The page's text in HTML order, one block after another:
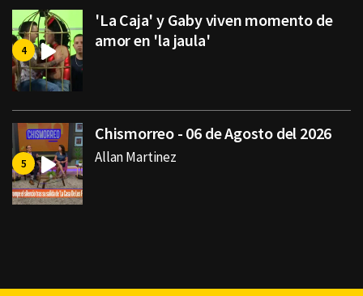
'La Caja' y Gaby viven momento de
amor en 'la jaula'
Chismorreo - 06 de Agosto del 2026
Allan Martinez